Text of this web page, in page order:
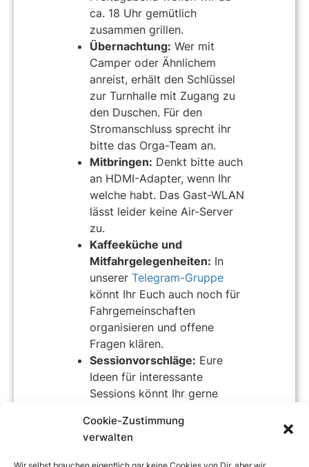
Cookie-Zustimmung
verwalten
ca. 18 Uhr gemütlich
zusammen grillen.
Übernachtung: Wer mit
Camper oder Ähnlichem
anreist, erhält den Schlüssel
zur Turnhalle mit Zugang zu
den Duschen. Für den
Stromanschluss sprecht ihr
bitte das Orga-Team an.
Mitbringen: Denkt bitte auch
an HDMI-Adapter, wenn Ihr
welche habt. Das Gast-WLAN
lässt leider keine Air-Server
zu.
Kaffeeküche und
Mitfahrgelegenheiten: In
unserer Telegram-Gruppe
könnt Ihr Euch auch noch für
Fahrgemeinschaften
organisieren und offene
Fragen klären.
Sessionvorschläge: Eure
Ideen für interessante
Sessions könnt Ihr gerne
Tools eintragen. So können
wir uns schon vorher auf
spannende Themen freuen.